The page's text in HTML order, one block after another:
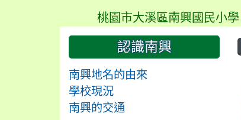
桃園市大溪區南興國民小學
認識南興
南興地名的由來
學校現況
南興的交通